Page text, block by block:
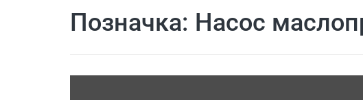
Позначка: Насос